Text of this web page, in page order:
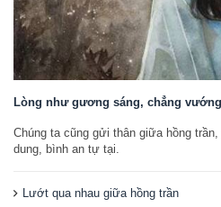
Lòng như gương sáng, chẳng
Chúng ta cũng gửi thân giữa hồng
dung, bình an tự tại.
Lướt qua nhau giữa hồng trần